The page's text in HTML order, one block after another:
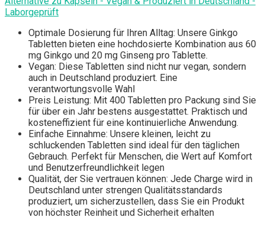
Laborgeprüft
Optimale Dosierung für Ihren Alltag: Unsere Ginkgo
Tabletten bieten eine hochdosierte Kombination aus 60
mg Ginkgo und 20 mg Ginseng pro Tablette.
Vegan: Diese Tabletten sind nicht nur vegan, sondern
auch in Deutschland produziert. Eine
verantwortungsvolle Wahl
Preis Leistung: Mit 400 Tabletten pro Packung sind Sie
für über ein Jahr bestens ausgestattet. Praktisch und
kosteneffizient für eine kontinuierliche Anwendung.
Einfache Einnahme: Unsere kleinen, leicht zu
schluckenden Tabletten sind ideal für den täglichen
Gebrauch. Perfekt für Menschen, die Wert auf Komfort
und Benutzerfreundlichkeit legen
Qualität, der Sie vertrauen können: Jede Charge wird in
Deutschland unter strengen Qualitätsstandards
produziert, um sicherzustellen, dass Sie ein Produkt
von höchster Reinheit und Sicherheit erhalten